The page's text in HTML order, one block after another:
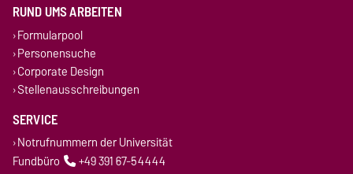
RUND UMS ARBEITEN
Formularpool
Personensuche
Corporate Design
Stellenausschreibungen
SERVICE
Notrufnummern der Universität
Fundbüro
+49 391 67-54444